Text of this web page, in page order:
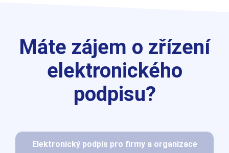
Máte zájem o zřízení
elektronického
podpisu?
Elektronický podpis pro firmy a organizace